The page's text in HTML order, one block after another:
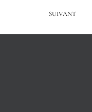
SUIVANT